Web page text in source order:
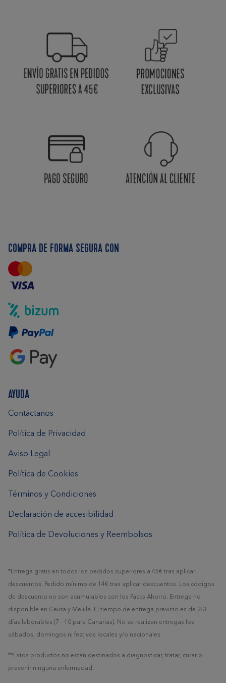
COMPRA DE FORMA SEGURA CON
AYUDA
Contáctanos
Política de Privacidad
Aviso Legal
Política de Cookies
Términos y Condiciones
Declaración de accesibilidad
Política de Devoluciones y Reembolsos
*Entrega gratis en todos los pedidos superiores a 45€ tras aplicar
descuentos. Pedido mínimo de 14€ tras aplicar descuentos. Los códigos
de descuento no son acumulables con los Packs Ahorro. Entrega no
disponible en Ceuta y Melilla. El tiempo de entrega previsto es de 2-3
días laborables (7 - 10 para Canarias). No se realizan entregas los
sábados, domingos ni festivos locales y/o nacionales.
**Estos productos no están destinados a diagnosticar, tratar, curar o
prevenir ninguna enfermedad.